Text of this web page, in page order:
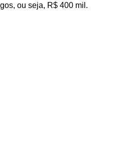
ou seja, R$ 400 mil.